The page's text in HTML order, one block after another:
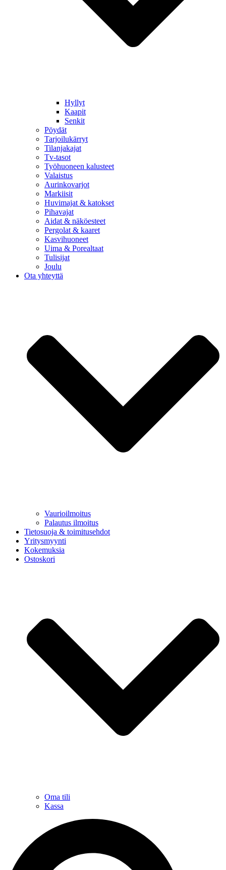
Hyllyt
Kaapit
Senkit
Pöydät
Tarjoilukärryt
Tilanjakajat
Tv-tasot
Työhuoneen kalusteet
Valaistus
Aurinkovarjot
Markiisit
Huvimajat & katokset
Pihavajat
Aidat & näköesteet
Pergolat & kaaret
Kasvihuoneet
Uima & Porealtaat
Tulisijat
Joulu
Ota yhteyttä
Vaurioilmoitus
Palautus ilmoitus
Tietosuoja & toimitusehdot
Yritysmyynti
Kokemuksia
Ostoskori
Oma tili
Kassa